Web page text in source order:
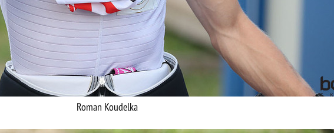
Roman Koudelka